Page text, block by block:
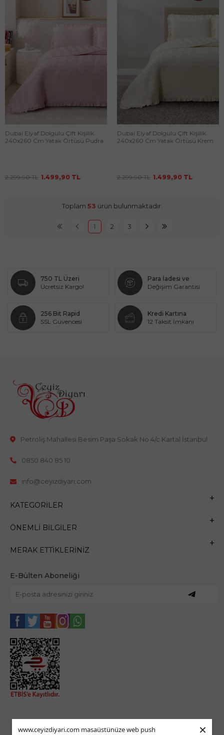
www.ceyizdiyari.com masaüstünüze web push
×
Dubai Elyaf Dolgulu Çift Kişilik
240x260 Cm Yatak Örtüsü Pudra
2.299,90TL 1.499,90 TL
Dubai Elyaf Dolgulu Çift Kişilik
240x260 Cm Yatak Örtüsü Krem
2.299,90TL 1.499,90 TL
Toplam 53 ürün bulunmaktadır.
1 2 3
750 TL Üzeri
Ücretsiz Kargo!
Para İadesi ve
Değişim Garantisi
256 Bit Rapid
SSL Güvencesi
Kredi Kartına
12 Taksit İmkanı
Petroliş Mahallesi Besim Paşa Sokak No 4/c Kartal İstanbul
0850 840 85 10
info@ceyizdiyari.com
KATEGORILER
ÖNEMLI BILGILER
MERAK ETTIKLERINIZ
E-Bülten Aboneliği